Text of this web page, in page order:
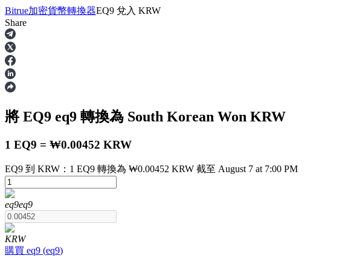
合約
多種以USDT結算的永續合約
Bitrue加密貨幣轉換器EQ9 兌入 KRW
Share
將 EQ9 eq9 轉換為 South Korean Won KRW
1 EQ9 = ₩0.00452 KRW
EQ9 到 KRW：1 EQ9 轉換為 ₩0.00452 KRW 截至 August 7 at 7:00 PM
eq9eq9
KRW
購買 eq9 (eq9)